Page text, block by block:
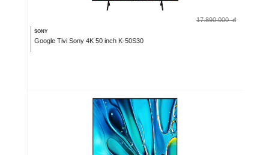
17.890.000 đ
SONY
Google Tivi Sony 4K 50 inch K-50S30